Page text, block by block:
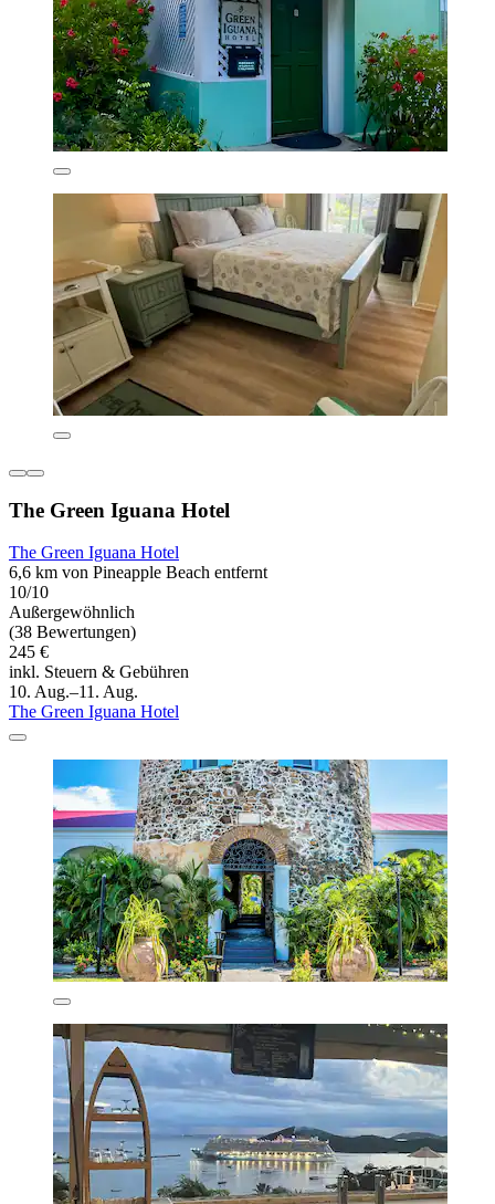
The Green Iguana Hotel
The Green Iguana Hotel
6,6 km von Pineapple Beach entfernt
10/10
Außergewöhnlich
(38 Bewertungen)
245 €
inkl. Steuern & Gebühren
10. Aug.–11. Aug.
The Green Iguana Hotel